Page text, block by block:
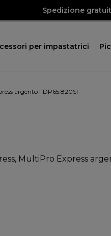
Spedizione
per impastatrici
argento FDP65.820SI